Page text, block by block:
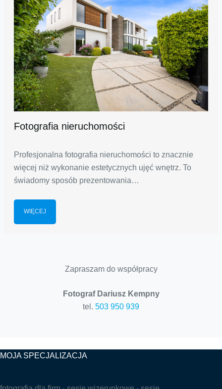
Fotografia nieruchomości
Profesjonalna fotografia nieruchomości to znacznie
więcej niż wykonanie estetycznych ujęć wnętrz. To
świadomy sposób prezentowania…
WIĘCEJ
Zapraszam do współpracy
Fotograf Dariusz Kempny
tel. 503 950 939
MOJA SPECJALIZACJA